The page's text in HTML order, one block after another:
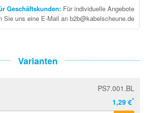
Geschäftskunden: Für individuelle Angebote
Sie uns eine E-Mail an b2b@kabelscheune.de
Varianten
PS7.001.BL
1,29 €*